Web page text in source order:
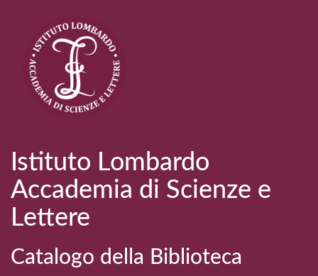
Istituto Lombardo
Accademia di Scienze e
Lettere
Catalogo della Biblioteca